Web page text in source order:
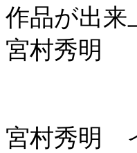
作品が出来
宮村秀明
宮村秀明